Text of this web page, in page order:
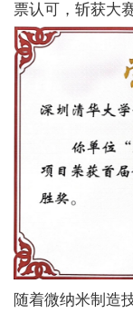
票认可，斩获大
随着微纳米制造